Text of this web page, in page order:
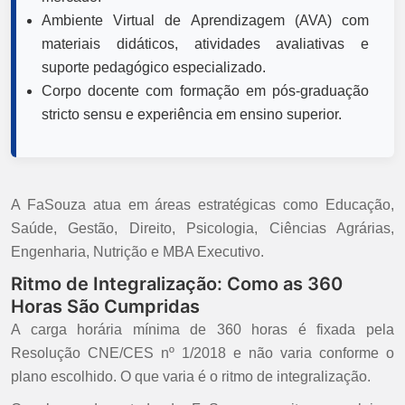
Ambiente Virtual de Aprendizagem (AVA) com
materiais didáticos, atividades avaliativas e
suporte pedagógico especializado.
Corpo docente com formação em pós-graduação
stricto sensu e experiência em ensino superior.
A FaSouza atua em áreas estratégicas como Educação,
Saúde, Gestão, Direito, Psicologia, Ciências Agrárias,
Engenharia, Nutrição e MBA Executivo.
Ritmo de Integralização: Como as 360
Horas São Cumpridas
A carga horária mínima de 360 horas é fixada pela
Resolução CNE/CES nº 1/2018 e não varia conforme o
plano escolhido. O que varia é o ritmo de integralização.